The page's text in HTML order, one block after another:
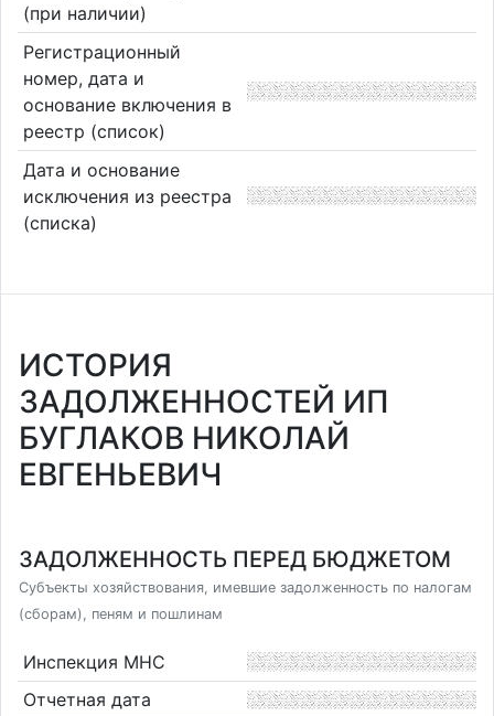
(при наличии)
Регистрационный
номер, дата и
основание включения в
реестр (список)
Дата и основание
исключения из реестра
(списка)
ИСТОРИЯ
ЗАДОЛЖЕННОСТЕЙ ИП
БУГЛАКОВ НИКОЛАЙ
ЕВГЕНЬЕВИЧ
ЗАДОЛЖЕННОСТЬ ПЕРЕД БЮДЖЕТОМ
Субъекты хозяйствования, имевшие задолженность по налогам
(сборам), пеням и пошлинам
Инспекция МНС
Отчетная дата